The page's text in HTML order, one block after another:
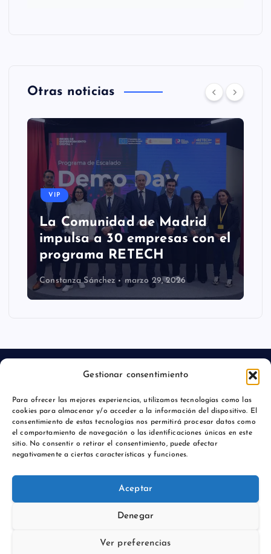
Gestionar consentimiento
Para ofrecer las mejores experiencias, utilizamos tecnologías como las
cookies para almacenar y/o acceder a la información del dispositivo. El
consentimiento de estas tecnologías nos permitirá procesar datos como
el comportamiento de navegación o las identificaciones únicas en este
sitio. No consentir o retirar el consentimiento, puede afectar
negativamente a ciertas características y funciones.
Aceptar
Denegar
Ver preferencias
Otras noticias
VIP
La Comunidad de Madrid
impulsa a 30 empresas con el
programa RETECH
Constanza Sánchez marzo 29, 2026
Aviso legal
Política de privacidad
Copyright © 2026 Comunicación y Marcas |